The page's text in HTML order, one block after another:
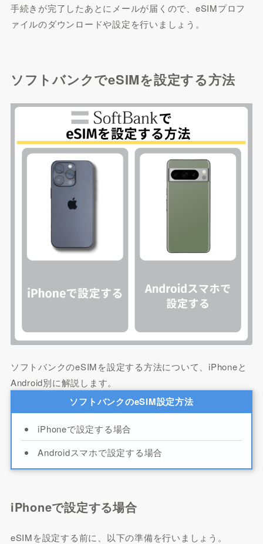
手続きが完了したあとにメールが届くので、eSIMプロフ
ァイルのダウンロードや設定を行いましょう。
ソフトバンクでeSIMを設定する方法
ソフトバンクのeSIMを設定する方法について、iPhoneと
Android別に解説します。
ソフトバンクのeSIM設定方法
iPhoneで設定する場合
Androidスマホで設定する場合
iPhoneで設定する場合
eSIMを設定する前に、以下の準備を行いましょう。